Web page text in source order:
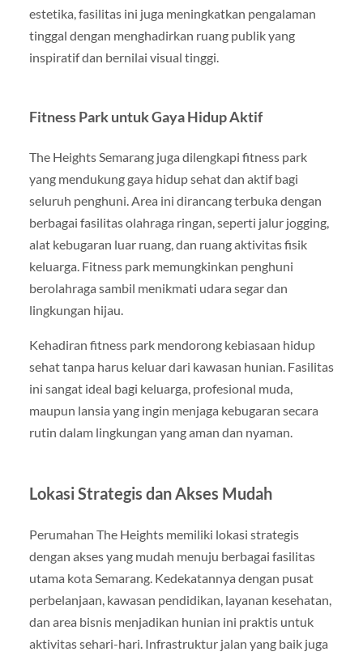
estetika, fasilitas ini juga meningkatkan pengalaman
tinggal dengan menghadirkan ruang publik yang
inspiratif dan bernilai visual tinggi.
Fitness Park untuk Gaya Hidup Aktif
The Heights Semarang juga dilengkapi fitness park
yang mendukung gaya hidup sehat dan aktif bagi
seluruh penghuni. Area ini dirancang terbuka dengan
berbagai fasilitas olahraga ringan, seperti jalur jogging,
alat kebugaran luar ruang, dan ruang aktivitas fisik
keluarga. Fitness park memungkinkan penghuni
berolahraga sambil menikmati udara segar dan
lingkungan hijau.
Kehadiran fitness park mendorong kebiasaan hidup
sehat tanpa harus keluar dari kawasan hunian. Fasilitas
ini sangat ideal bagi keluarga, profesional muda,
maupun lansia yang ingin menjaga kebugaran secara
rutin dalam lingkungan yang aman dan nyaman.
Lokasi Strategis dan Akses Mudah
Perumahan The Heights memiliki lokasi strategis
dengan akses yang mudah menuju berbagai fasilitas
utama kota Semarang. Kedekatannya dengan pusat
perbelanjaan, kawasan pendidikan, layanan kesehatan,
dan area bisnis menjadikan hunian ini praktis untuk
aktivitas sehari-hari. Infrastruktur jalan yang baik juga